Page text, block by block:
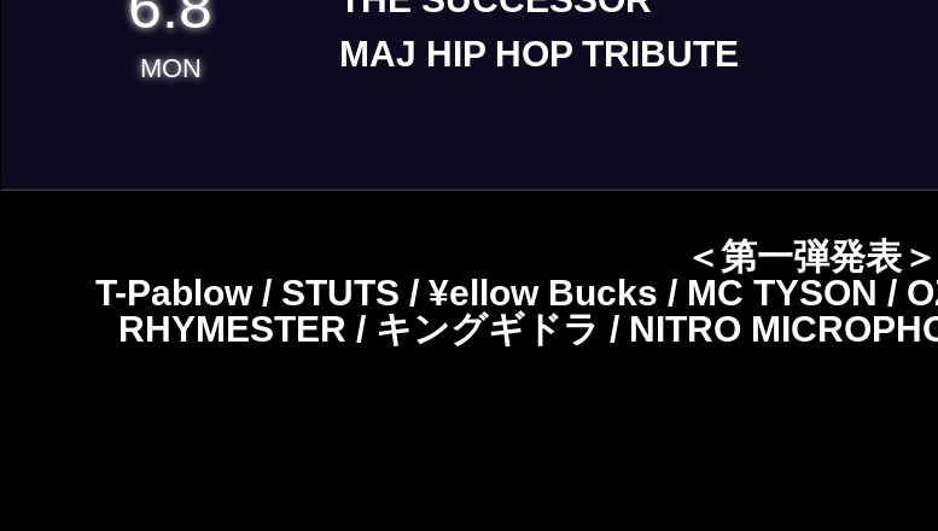
MON
MAJ HIP HOP TRIBUTE
＜第一弾発表＞
T-Pablow / STUTS / ¥ellow Bucks / MC TYSON /
RHYMESTER / キングギドラ / NITRO